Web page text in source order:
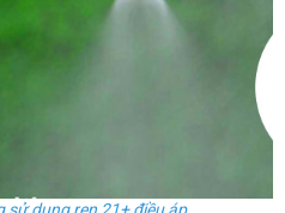
sử dụng ren 21+ điều áp